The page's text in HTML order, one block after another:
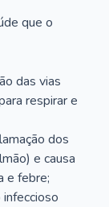
que o
das vias
respirar e
dos
e causa
e febre;